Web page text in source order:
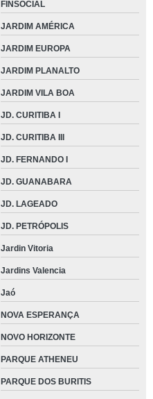
FINSOCIAL
JARDIM AMÉRICA
JARDIM EUROPA
JARDIM PLANALTO
JARDIM VILA BOA
JD. CURITIBA I
JD. CURITIBA III
JD. FERNANDO I
JD. GUANABARA
JD. LAGEADO
JD. PETRÓPOLIS
Jardin Vitoria
Jardins Valencia
Jaó
NOVA ESPERANÇA
NOVO HORIZONTE
PARQUE ATHENEU
PARQUE DOS BURITIS